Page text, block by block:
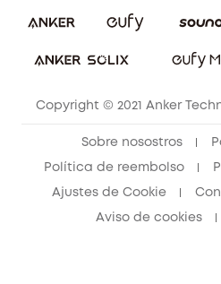
Portal web de seguridad
Copyright © 2021 Anker
Sobre nosostros
Política de reembolso
Ajustes de Cookie
Aviso de cookies